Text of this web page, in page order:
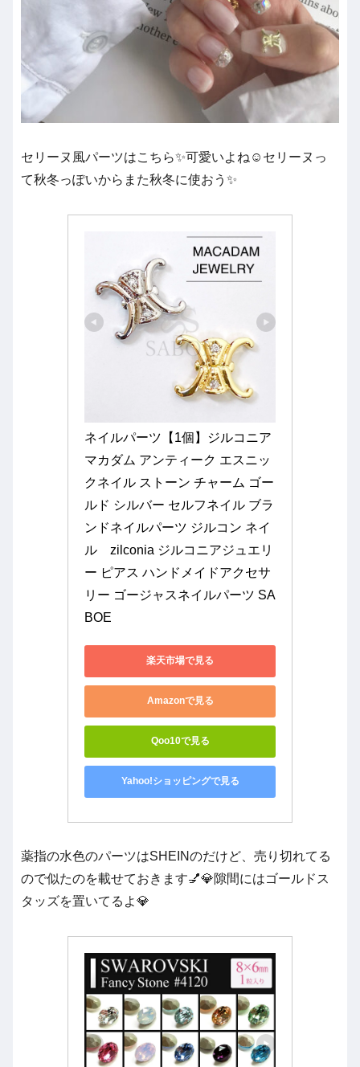
セリーヌ風パーツはこちら✨可愛いよね☺️セリーヌっ
て秋冬っぽいからまた秋冬に使おう✨
ネイルパーツ【1個】ジルコニア
マカダム アンティーク エスニッ
クネイル ストーン チャーム ゴー
ルド シルバー セルフネイル ブラ
ンドネイルパーツ ジルコン ネイ
ル　zilconia ジルコニアジュエリ
ー ピアス ハンドメイドアクセサ
リー ゴージャスネイルパーツ SA
BOE
楽天市場で見る
Amazonで見る
Qoo10で見る
Yahoo!ショッピングで見る
薬指の水色のパーツはSHEINのだけど、売り切れてる
ので似たのを載せておきます💅💎隙間にはゴールドス
タッズを置いてるよ💎